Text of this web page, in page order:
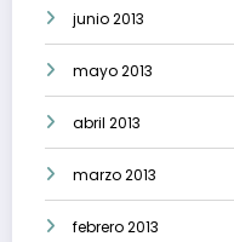
junio 2013
mayo 2013
abril 2013
marzo 2013
febrero 2013